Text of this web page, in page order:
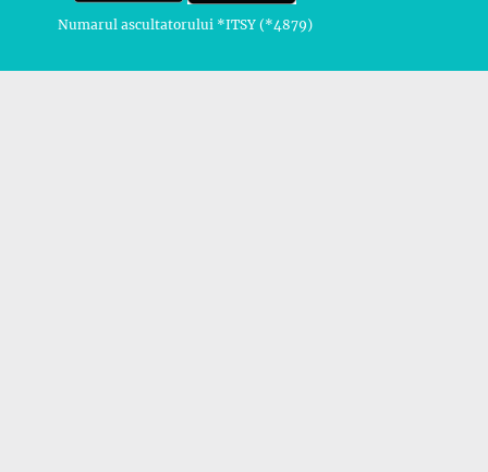
Numarul ascultatorului *ITSY (*4879)